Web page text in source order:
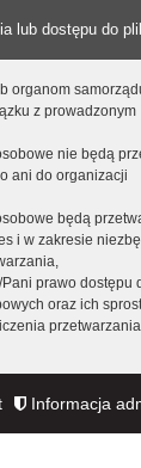
lub dostępu do
organom
z prowadzonym
nie będą
ani do organizacji
będą
i w zakresie
prawo dostępu
oraz ich
Informacja